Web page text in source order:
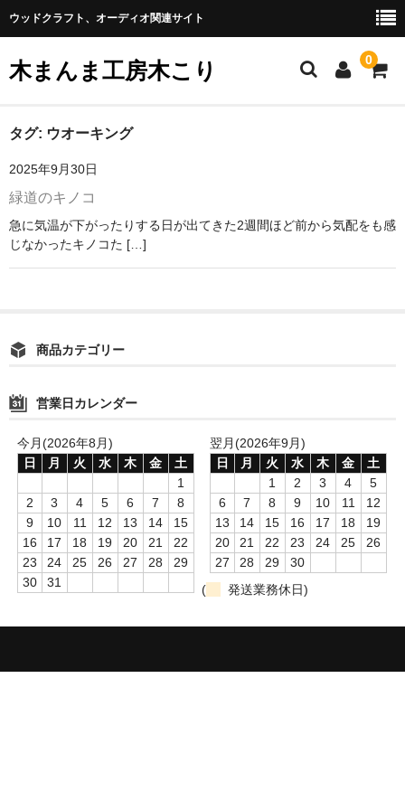
ウッドクラフト、オーディオ関連サイト
木まんま工房木こり 0
リンク
ブログ
取扱商品
プライバシーポリシー
タグ: ウオーキング
2025年9月30日
緑道のキノコ
急に気温が下がったりする日が出てきた2週間ほど前から気配をも感
じなかったキノコた […]
商品カテゴリー
営業日カレンダー
今月(2026年8月)
日
月 火 水 木 金
土
1
2
3 4 5 6 7
8
9
10 11 12 13 14
15
16
17 18 19 20 21
22
23
24 25 26 27 28
29
30
31
翌月(2026年9月)
日
月 火 水 木 金
土
1
2 3 4
5
6
7 8 9 10 11
12
13
14 15 16 17 18
19
20
21 22 23 24 25
26
27
28 29
30
(
発送業務休日)